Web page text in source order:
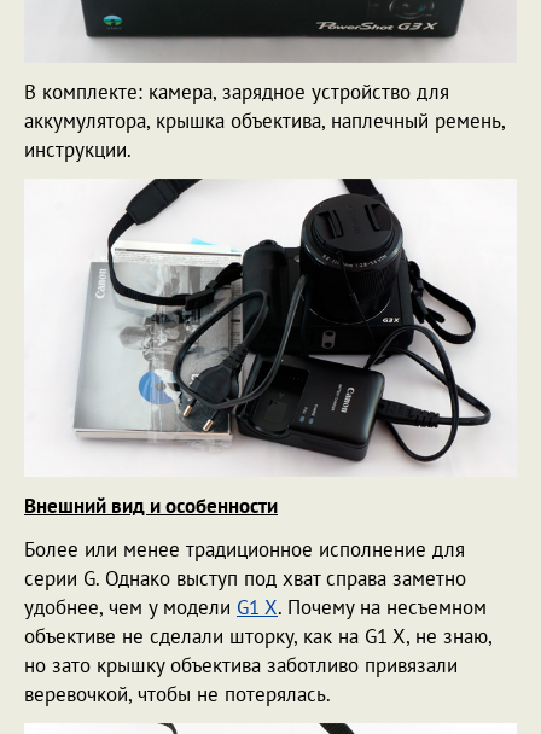
В комплекте: камера, зарядное устройство для
аккумулятора, крышка объектива, наплечный ремень,
инструкции.
Внешний вид и особенности
Более или менее традиционное исполнение для
серии G. Однако выступ под хват справа заметно
удобнее, чем у модели G1 X. Почему на несъемном
объективе не сделали шторку, как на G1 X, не знаю,
но зато крышку объектива заботливо привязали
веревочкой, чтобы не потерялась.